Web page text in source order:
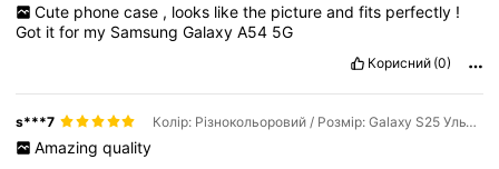
Cute phone case , looks like the picture and fits perfectly !
Got itfor my SamsungGalaxyA54 5G
Корисний (0)
s***7 Колір: Різнокольоровий / Розмір: Galaxy S25 Ультра
Amazing quality